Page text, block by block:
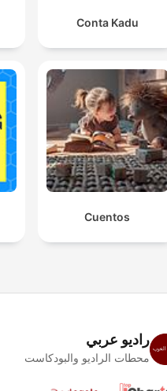
Conta Kadu
Cuentos
راديو عربي
محطات الراديو والبودكاست